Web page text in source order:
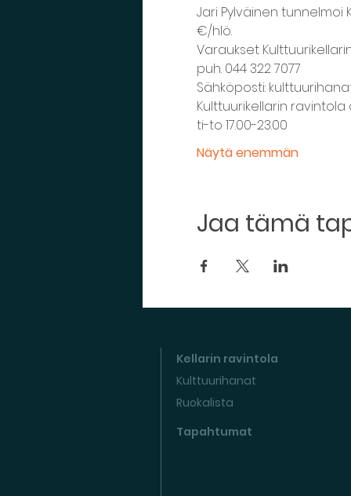
Jari Pylväinen tunnelmoi
€/hlö.
Varaukset
puh. 044 322 7077
Sähköposti:
Kulttuurikellarin
ti-to 17.00-23.00
Näytä enemmän
Jaa tämä
Kellarin ravintola
Kulttuurihanat
Ruokalista
Tapahtumat